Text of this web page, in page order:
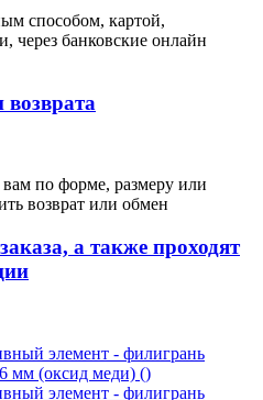
способом, картой,
через банковские онлайн
возврата
по форме, размеру или
возврат или обмен
а также проходят